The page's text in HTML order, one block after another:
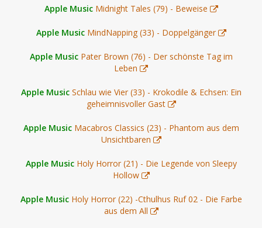
Apple Music Midnight Tales (79) - Beweise
Apple Music MindNapping (33) - Doppelgänger
Apple Music Pater Brown (76) - Der schönste Tag im
Leben
Apple Music Schlau wie Vier (33) - Krokodile & Echsen: Ein
geheimnisvoller Gast
Apple Music Macabros Classics (23) - Phantom aus dem
Unsichtbaren
Apple Music Holy Horror (21) - Die Legende von Sleepy
Hollow
Apple Music Holy Horror (22) -Cthulhus Ruf 02 - Die Farbe
aus dem All